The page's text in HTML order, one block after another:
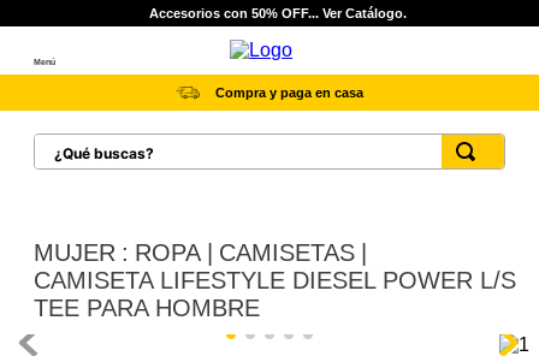
Accesorios con 50% OFF... Ver Catálogo.
Menú
Compra y paga en casa
¿Qué buscas?
MUJER ROPA
CAMISETAS
CAMISETA LIFESTYLE DIESEL POWER L/S
TEE PARA HOMBRE
2. botas cat mujer
3. tenis hombre